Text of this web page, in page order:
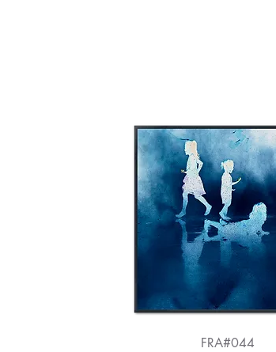
FRA#044